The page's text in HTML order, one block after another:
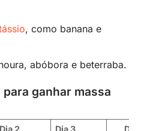
, como banana e
abóbora e beterraba.
ganhar massa
Dia 2 Dia 3 Dia 4